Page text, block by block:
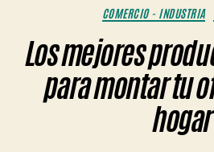
COMERCIO - INDUSTRIA
Los mejores
para montar tu
hogar